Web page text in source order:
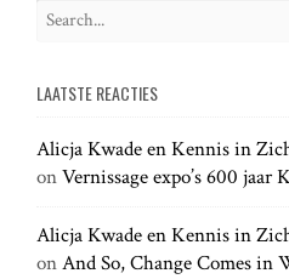
r
h
f
r
:
LAATSTE REACTIES
Alicja Kwade en Kennis in
onVernissage expo’s 600 jaar
Alicja Kwade en Kennis in
onAnd So, Change Comes in